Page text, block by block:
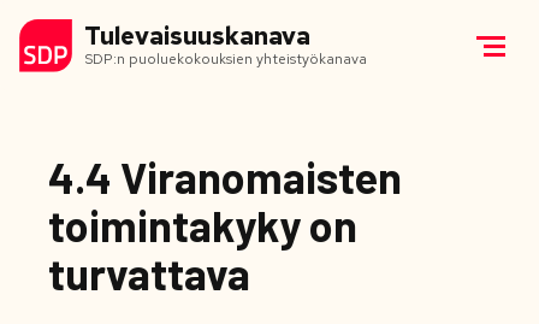
Tulevaisuuskanava
SDP:n puoluekokouksien yhteistyökanava
4.4 Viranomaisten
toimintakyky on
turvattava